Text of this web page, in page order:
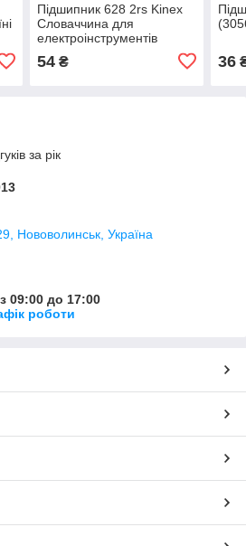
Підшипник 628 2rs Kinex
Словаччина для
електроінструментів
54₴ 36
за рік
Нововолинськ, Україна
09:00 до 17:00
роботи